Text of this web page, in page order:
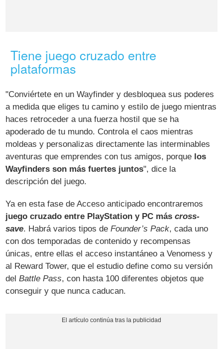
Tiene juego cruzado entre
plataformas
"Conviértete en un Wayfinder y desbloquea sus poderes
a medida que eliges tu camino y estilo de juego mientras
haces retroceder a una fuerza hostil que se ha
apoderado de tu mundo. Controla el caos mientras
moldeas y personalizas directamente las interminables
aventuras que emprendes con tus amigos, porque los
Wayfinders son más fuertes juntos", dice la
descripción del juego.
Ya en esta fase de Acceso anticipado encontraremos
juego cruzado entre PlayStation y PC máscross-
save. Habrá varios tipos deFounder’s Pack, cada uno
con dos temporadas de contenido y recompensas
únicas, entre ellas el acceso instantáneo a Venomess y
al Reward Tower, que el estudio define como su versión
delBattle Pass, con hasta 100 diferentes objetos que
conseguir y que nunca caducan.